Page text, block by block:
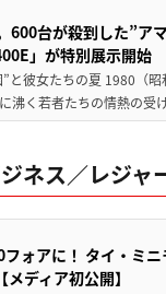
600台が殺到した”ア
」が特別展示開始
と彼女たちの夏 1980（
沸く若者たちの情熱の
ネス／レジャ
フォアに！ タイ・ミ
ディア初公開】